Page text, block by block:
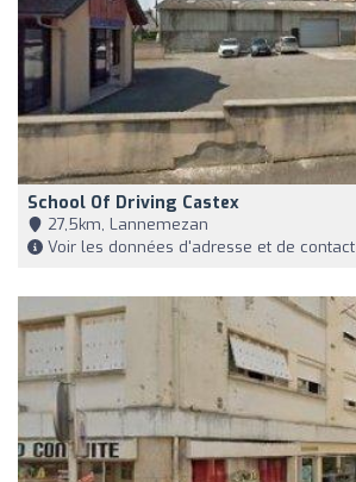
School Of Driving Castex
27,5km, Lannemezan
Voir les données d'adresse et de contact